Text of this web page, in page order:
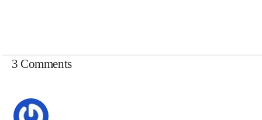
3 Comments